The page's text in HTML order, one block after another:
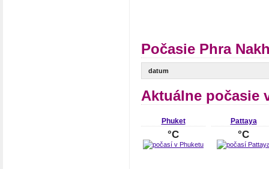
Počasie Phra
datum
Aktuálne počasie
Phuket
°C
Pattaya
°C